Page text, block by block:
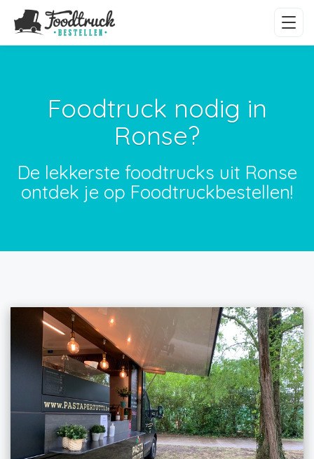
Foodtruck nodig in
Ronse?
De lekkerste foodtrucks uit Ronse
ontdek je op Foodtruckbestellen!